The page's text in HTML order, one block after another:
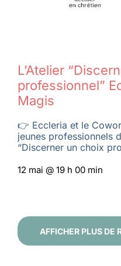
L’Atelier
professionnel”
Magis
👉 Eccleria et le
jeunes professionnels
“Discerner un choix
12 mai @ 19 h 00 min
AFFICHER PLUS DE